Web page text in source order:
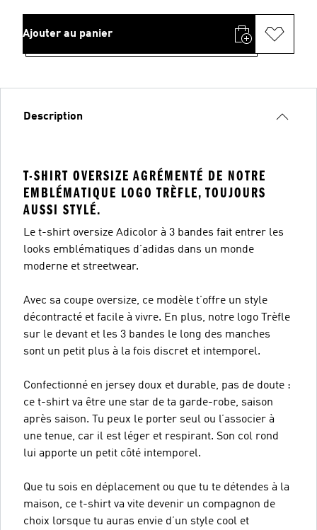
Ajouter au panier
Description
T-SHIRT OVERSIZE AGRÉMENTÉ DE NOTRE
EMBLÉMATIQUE LOGO TRÈFLE, TOUJOURS
AUSSI STYLÉ.
Le t-shirt oversize Adicolor à 3 bandes fait entrer les
looks emblématiques d’adidas dans un monde
moderne et streetwear.
Avec sa coupe oversize, ce modèle t’offre un style
décontracté et facile à vivre. En plus, notre logo Trèfle
sur le devant et les 3 bandes le long des manches
sont un petit plus à la fois discret et intemporel.
Confectionné en jersey doux et durable, pas de doute :
ce t-shirt va être une star de ta garde-robe, saison
après saison. Tu peux le porter seul ou l’associer à
une tenue, car il est léger et respirant. Son col rond
lui apporte un petit côté intemporel.
Que tu sois en déplacement ou que tu te détendes à la
maison, ce t-shirt va vite devenir un compagnon de
choix lorsque tu auras envie d’un style cool et